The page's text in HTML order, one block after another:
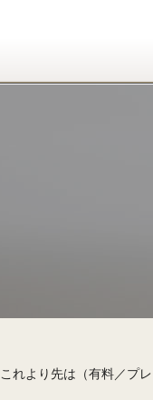
これより先は（有料／プ